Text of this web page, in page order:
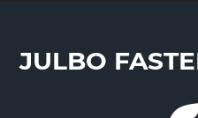
JULBO